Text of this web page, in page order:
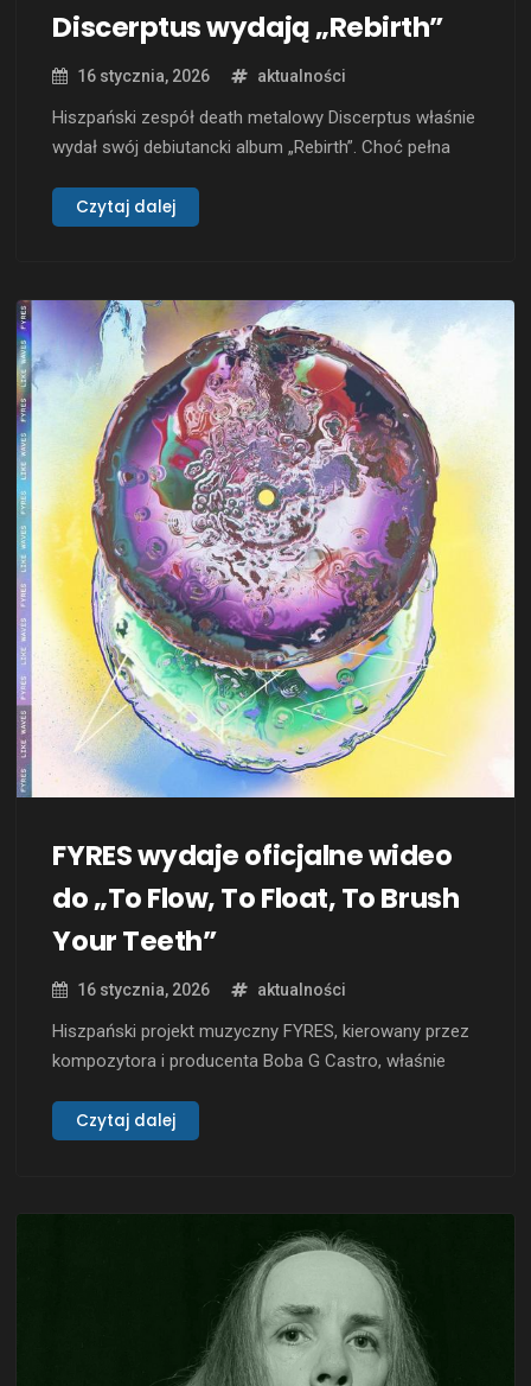
Discerptus wydają „Rebirth”
16 stycznia, 2026 aktualności
Hiszpański zespół death metalowy Discerptus właśnie
wydał swój debiutancki album „Rebirth”. Choć pełna
już teraz przyciąga uwagę miłośników gatunku.
Muzycznie Discerptus pozostają wierni korzeniom
klasycznego death metalu, łącząc sprawdzone
brzmienia …
Czytaj dalej
FYRES wydaje oficjalne wideo
do „To Flow, To Float, To Brush
Your Teeth”
16 stycznia, 2026 aktualności
Hiszpański projekt muzyczny FYRES, kierowany przez
kompozytora i producenta Boba G Castro, właśnie
Float, To Brush Your Teeth”. Jest to drugi singiel z
wyróżnia się energicznym tempem, ostrymi riffami …
Czytaj dalej